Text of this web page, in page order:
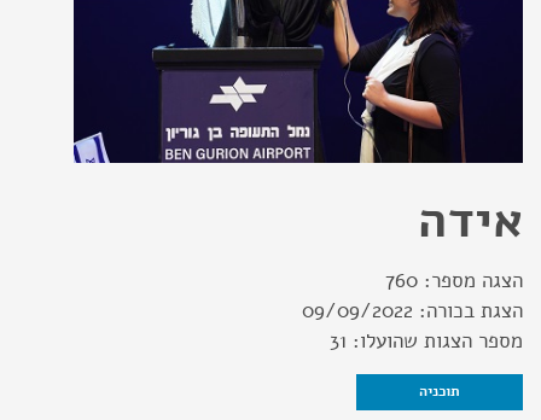
אידה
הצגה מספר: 760
הצגת בכורה: 09/09/2022
מספר הצגות שהועלו: 31
תוכניה